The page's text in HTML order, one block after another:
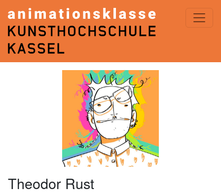
ANIMATIONSKLASSE< KASSEL
Theodor Rust